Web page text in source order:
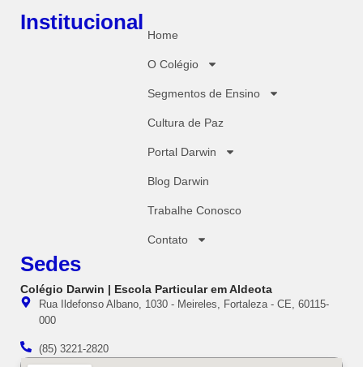
Institucional
Home
O Colégio
Segmentos de Ensino
Cultura de Paz
Portal Darwin
Blog Darwin
Trabalhe Conosco
Contato
Sedes
Colégio Darwin | Escola Particular em Aldeota
Rua Ildefonso Albano, 1030 - Meireles, Fortaleza - CE, 60115-
000
(85) 3221-2820